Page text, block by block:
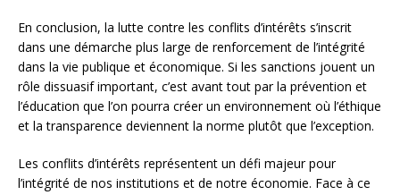
En conclusion, la lutte contre les conflits d’intérêts s’inscrit
dans une démarche plus large de renforcement de l’intégrité
dans la vie publique et économique. Si les sanctions jouent un
rôle dissuasif important, c’est avant tout par la prévention et
l’éducation que l’on pourra créer un environnement où l’éthique
et la transparence deviennent la norme plutôt que l’exception.
Les conflits d’intérêts représentent un défi majeur pour
l’intégrité de nos institutions et de notre économie. Face à ce